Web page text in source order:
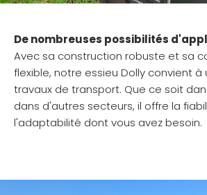
De nombreuses possibilités
Avec sa construction robuste et sa
flexible, notre essieu Dolly convient
travaux de transport. Que ce soit
dans d'autres secteurs, il offre la
l'adaptabilité dont vous avez besoin.